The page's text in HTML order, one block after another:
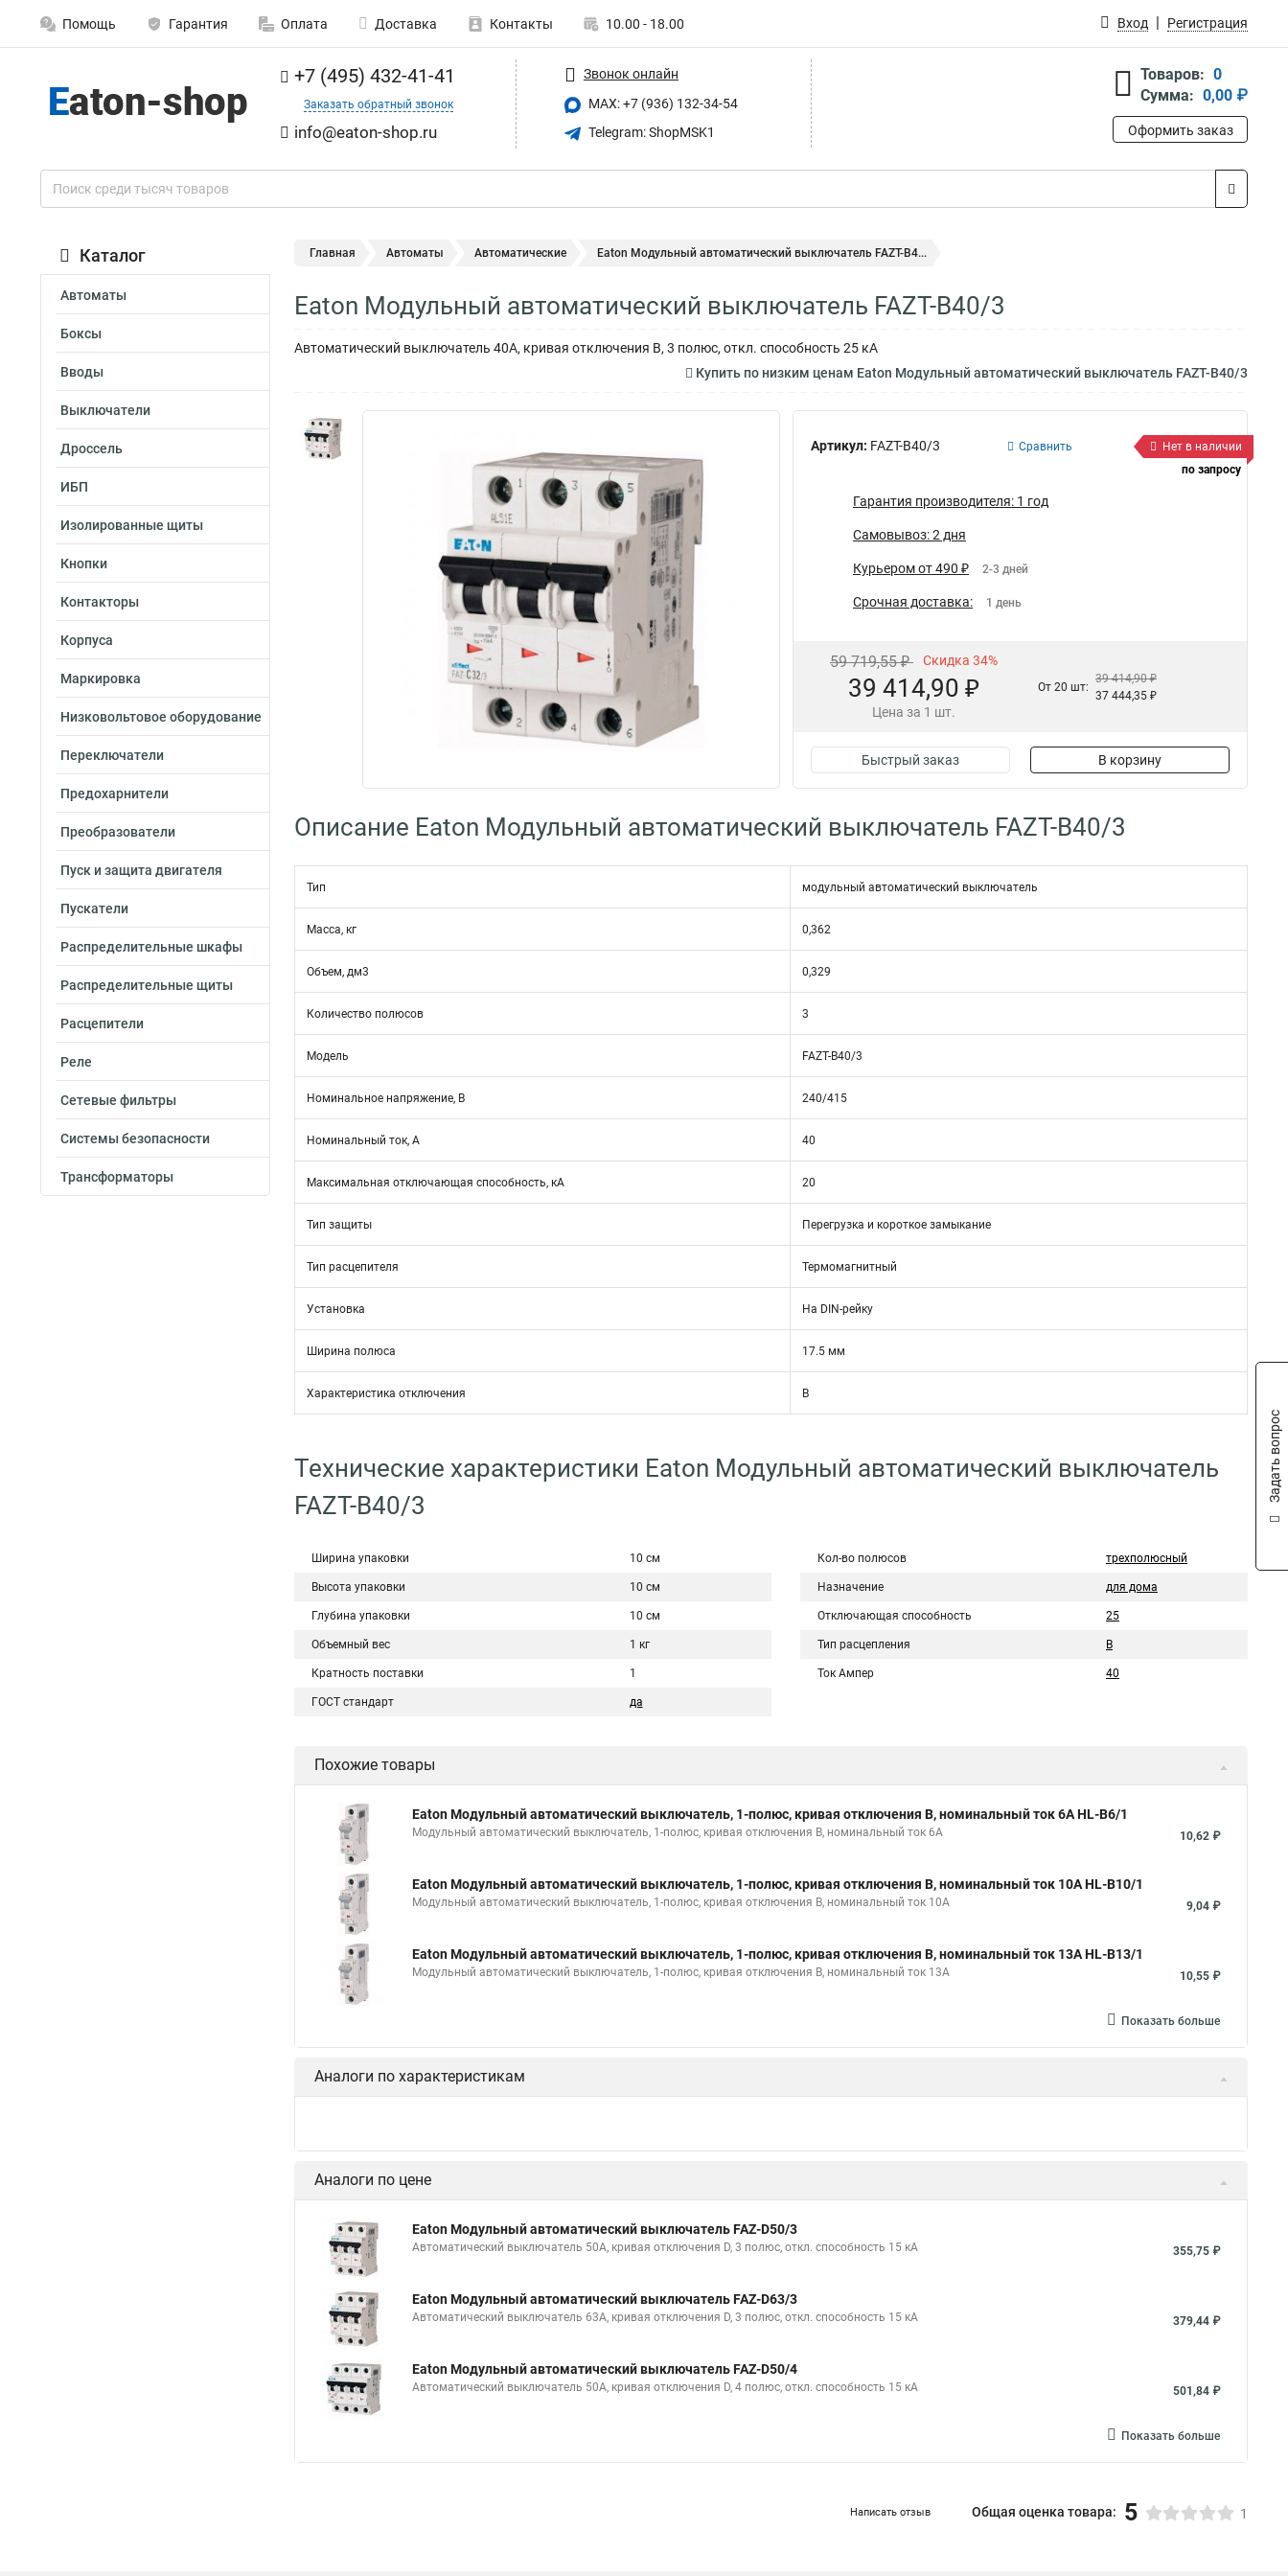
Помощь Гарантия Оплата Доставка Контакты 10.00 - 18.00 Вход Регистрация
+7 (495) 432-41-41
Заказать обратный звонок
info@eaton-shop.ru
Звонок онлайн
MAX: +7 (936) 132-34-54
Telegram: ShopMSK1
Товаров: 0
Сумма: 0,00 ₽
Оформить заказ
Каталог
Автоматы
Боксы
Вводы
Выключатели
Дроссель
ИБП
Изолированные щиты
Кнопки
Контакторы
Корпуса
Маркировка
Низковольтовое оборудование
Переключатели
Предохарнители
Преобразователи
Пуск и защита двигателя
Пускатели
Распределительные шкафы
Распределительные щиты
Расцепители
Реле
Сетевые фильтры
Системы безопасности
Трансформаторы
Главная Автоматы Автоматические Eaton Модульный автоматический выключатель FAZT-B4...
Eaton Модульный автоматический выключатель FAZT-B40/3
Автоматический выключатель 40А, кривая отключения B, 3 полюс, откл. способность 25 кА
Купить по низким ценам Eaton Модульный автоматический выключатель FAZT-B40/3
Артикул: FAZT-B40/3 Сравнить
Нет в наличии
по запросу
Гарантия производителя: 1 год
Самовывоз: 2 дня
Курьером от 490 ₽ 2-3 дней
Срочная доставка: 1 день
59 719,55 ₽ Скидка 34%
39 414,90 ₽
Цена за 1 шт.
От 20 шт:
39 414,90 ₽
37 444,35 ₽
Быстрый заказ В корзину
Описание Eaton Модульный автоматический выключатель FAZT-B40/3
Тип модульный автоматический выключатель
Масса, кг 0,362
Объем, дм3 0,329
Количество полюсов 3
Модель FAZT-B40/3
Номинальное напряжение, В 240/415
Номинальный ток, А 40
Максимальная отключающая способность, кА 20
Тип защиты Перегрузка и короткое замыкание
Тип расцепителя Термомагнитный
Установка На DIN-рейку
Ширина полюса 17.5 мм
Характеристика отключения B
Технические характеристики Eaton Модульный автоматический выключатель
FAZT-B40/3
Ширина упаковки 10 см
Высота упаковки 10 см
Глубина упаковки 10 см
Объемный вес 1 кг
Кратность поставки 1
ГОСТ стандарт да
Кол-во полюсов трехполюсный
Назначение для дома
Отключающая способность 25
Тип расцепления B
Ток Ампер 40
Похожие товары
Eaton Модульный автоматический выключатель, 1-полюс, кривая отключения B, номинальный ток 6А HL-B6/1
Модульный автоматический выключатель, 1-полюс, кривая отключения B, номинальный ток 6А 10,62 ₽
Eaton Модульный автоматический выключатель, 1-полюс, кривая отключения B, номинальный ток 10А HL-B10/1
Модульный автоматический выключатель, 1-полюс, кривая отключения B, номинальный ток 10А 9,04 ₽
Eaton Модульный автоматический выключатель, 1-полюс, кривая отключения B, номинальный ток 13А HL-B13/1
Модульный автоматический выключатель, 1-полюс, кривая отключения B, номинальный ток 13А 10,55 ₽
Показать больше
Аналоги по характеристикам
Аналоги по цене
Eaton Модульный автоматический выключатель FAZ-D50/3
Автоматический выключатель 50А, кривая отключения D, 3 полюс, откл. способность 15 кА 355,75 ₽
Eaton Модульный автоматический выключатель FAZ-D63/3
Автоматический выключатель 63А, кривая отключения D, 3 полюс, откл. способность 15 кА 379,44 ₽
Eaton Модульный автоматический выключатель FAZ-D50/4
Автоматический выключатель 50А, кривая отключения D, 4 полюс, откл. способность 15 кА 501,84 ₽
Показать больше
Написать отзыв Общая оценка товара: 5 1
Задать вопрос